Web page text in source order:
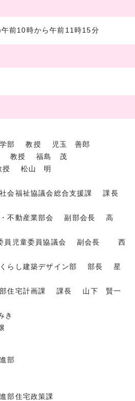
前10時から午前11時15分
学部 教授 児玉 善郎
部 教授 福島 茂
授 松山 明
会福祉協議会総合支援課 課長
・不動産業部会 副部会長 高
委員児童委員協議会 副会長 西
くらし建築デザイン部 部長 星
部住宅計画課 課長 山下 賢一
部
部住宅政策課